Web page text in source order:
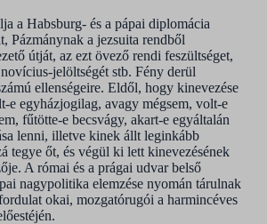
a Habsburg- és a pápai diplomácia
Pázmánynak a jezsuita rendből
útját, az ezt övező rendi feszültséget,
jelöltségét stb. Fény derül
ellenségeire. Eldől, hogy kinevezése
e egyházjogilag, avagy mégsem, volt-e
fűtötte-e becsvágy, akart-e egyáltalán
lenni, illetve kinek állt leginkább
tegye őt, és végül ki lett kinevezésének
A római és a prágai udvar belső
nagypolitika elemzése nyomán tárulnak
okai, mozgatórugói a harmincéves